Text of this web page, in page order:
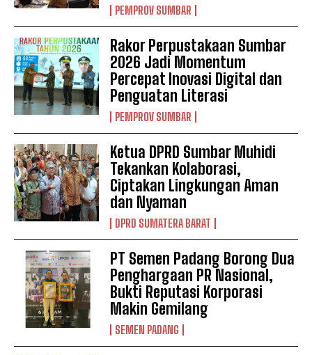
PEMPROV SUMBAR
Rakor Perpustakaan Sumbar
2026 Jadi Momentum
Percepat Inovasi Digital dan
Penguatan Literasi
PEMPROV SUMBAR
Ketua DPRD Sumbar Muhidi
Tekankan Kolaborasi,
Ciptakan Lingkungan Aman
dan Nyaman
DPRD SUMATERA BARAT
PT Semen Padang Borong Dua
Penghargaan PR Nasional,
Bukti Reputasi Korporasi
Makin Gemilang
SEMEN PADANG